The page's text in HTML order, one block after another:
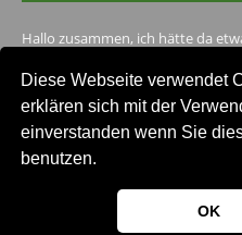
Diese Webseite verwendet
erklären sich mit der
einverstanden wenn Sie
benutzen.
OK
Hallo zusammen, ich hätte da
Ich habe ein Jahr im Gasthaus
Unser Gästebuch besuchen